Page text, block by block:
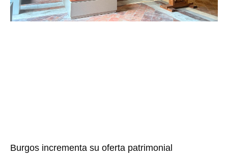
Burgos incrementa su oferta patrimonial